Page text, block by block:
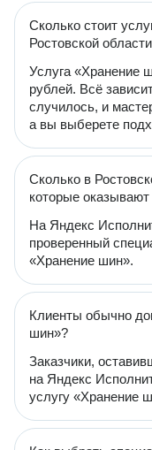
Сколько стоит
Ростовской
Услуга «Хранение
рублей. Всё
случилось, и
а вы выберете
Сколько в
которые
На Яндекс
проверенный
«Хранение шин».
Клиенты обычно
шин»?
Заказчики,
на Яндекс
услугу «Хранение